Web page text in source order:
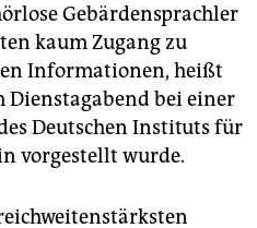
Gebärdensprachler
kaum Zugang zu
Informationen, heißt
Dienstagabend bei einer
Deutschen Instituts für
vorgestellt wurde.